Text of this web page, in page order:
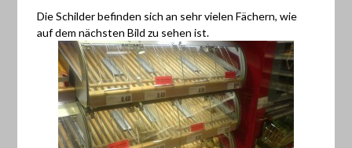
Die Schilder befinden sich an sehr vielen Fächern, wie
auf dem nächsten Bild zu sehen ist.